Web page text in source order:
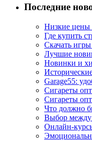
Последние
Низкие цены
Где купить
Скачать
Лучшие
Новинки и
Garage55:
Сигареты
Сигареты
Что должно
Выбор между
Онлайн-